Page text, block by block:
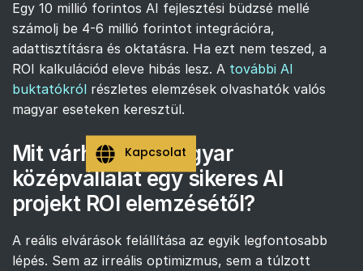
Egy 10 millió forintos AI fejlesztési büdzsé mellé
számolj be 4-6 millió forintot integrációra,
adattisztításra és oktatásra. Ha ezt nem teszed, a
ROI kalkulációd eleve hibás lesz. A további AI
buktatókról részletes elemzések olvashatók valós
magyar eseteken keresztül.
Mit várhat egy magyar
középvállalat egy sikeres AI
projekt ROI elemzésétől?
A reális elvárások felállítása az egyik legfontosabb
lépés. Sem az irreális optimizmus, sem a túlzott
Kapcsolat